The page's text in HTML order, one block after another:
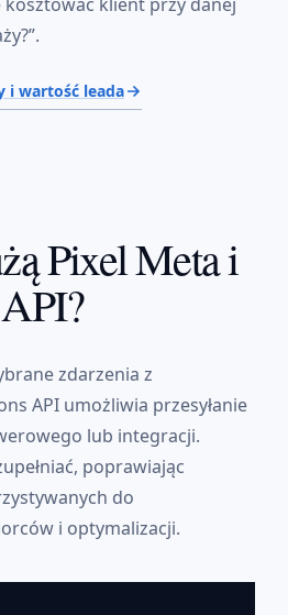
i wartość leada
Pixel Meta i
zdarzenia z
API umożliwia przesyłanie
lub integracji.
poprawiając
do
i optymalizacji.